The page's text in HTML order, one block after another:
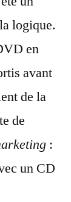
logique.
en
avant
de la
de
:
un CD